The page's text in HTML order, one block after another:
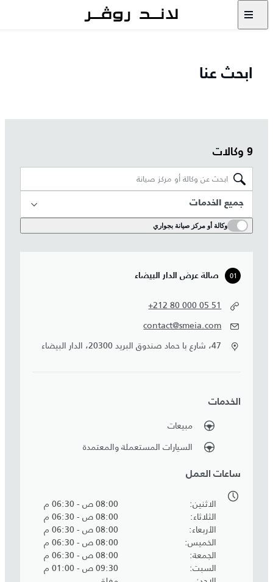
ابحث عنا
9 وكالات
جميع الخدمات
وكالة أو مركز صيانة بجواري
01 صالة عرض الدار البيضاء
+212 80 000 05 51
contact@smeia.com
47، شارع با حماد صندوق البريد 20300، الدار البيضاء
الخدمات
مبيعات
السيارات المستعملة والمعتمدة
ساعات العمل
الاثنين
08:00 ص - 06:30 م
الثلاثاء
08:00 ص - 06:30 م
الأربعاء
08:00 ص - 06:30 م
الخميس
08:00 ص - 06:30 م
الجمعة
08:00 ص - 06:30 م
السبت
09:30 ص - 01:00 م